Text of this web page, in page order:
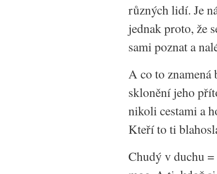
různých lidí. Je
jednak proto, že
sami poznat a
A co to
sklonění jeho
nikoli cestami a
Kteří to ti
Chudý v duchu =